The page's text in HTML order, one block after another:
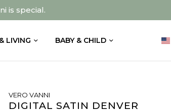
is special.
LIVING BABY & CHILD
VERO VANNI
DIGITAL SATIN DENVER